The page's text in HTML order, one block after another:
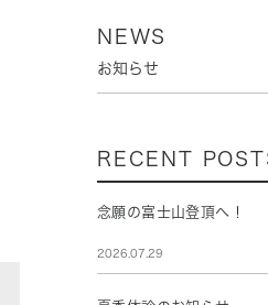
NEWS
お知らせ
RECENT
念願の富士山登頂へ！
2026.07.29